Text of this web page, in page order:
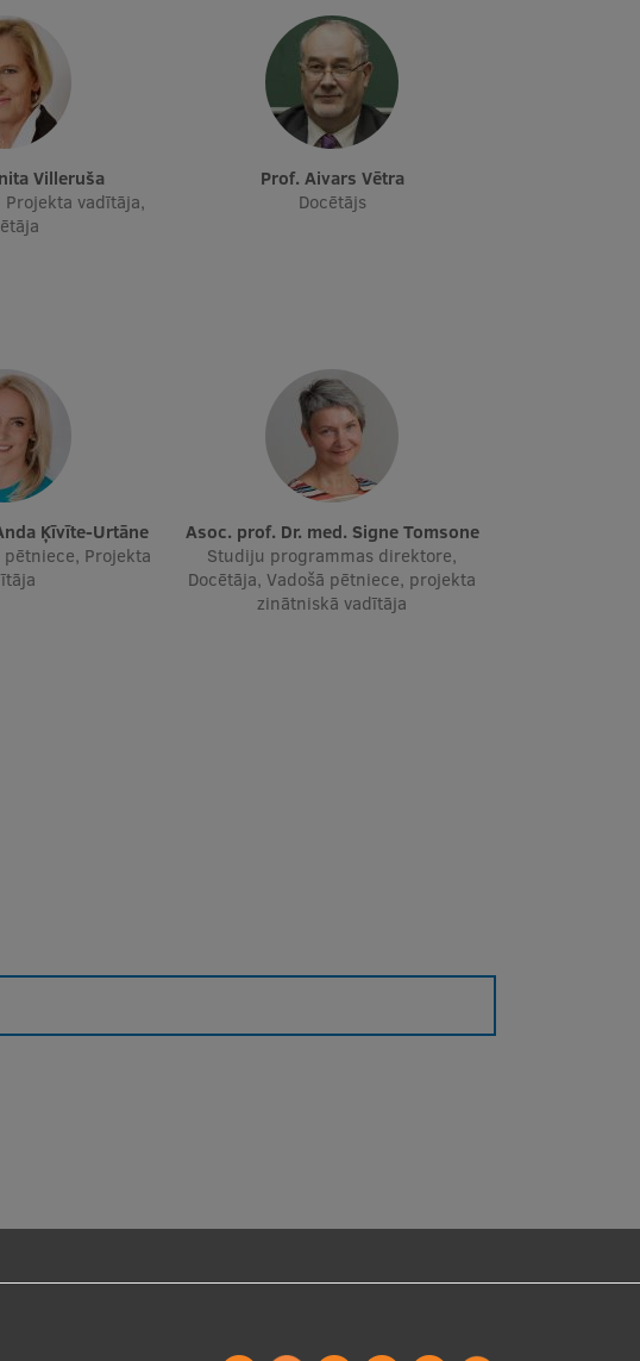
Villeruša
vadītāja,
Prof. Aivars Vētra
Docētājs
Ķīvīte-Urtāne
Projekta
Asoc. prof. Dr. med. Signe Tomsone
Studiju programmas direktore,
Docētāja, Vadošā pētniece, projekta
zinātniskā vadītāja